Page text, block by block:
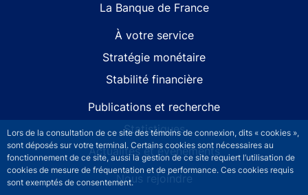
Lors de la consultation de ce site des témoins de connexion, dits « cookies »,
sont déposés sur votre terminal. Certains cookies sont nécessaires au
fonctionnement de ce site, aussi la gestion de ce site requiert l’utilisation de
cookies de mesure de fréquentation et de performance. Ces cookies requis
sont exemptés de consentement.
La Banque de France
À votre service
Stratégie monétaire
Stabilité financière
Publications et recherche
Statistiques
Actualités et événements
Nous rejoindre